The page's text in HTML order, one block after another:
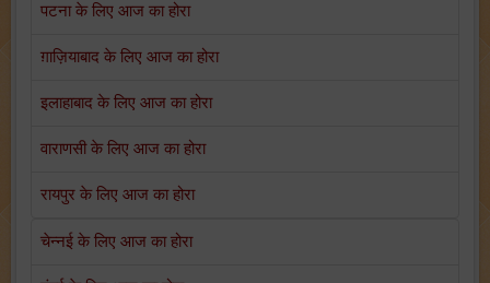
पटना के लिए आज का होरा
ग़ाज़ियाबाद के लिए आज का होरा
इलाहाबाद के लिए आज का होरा
वाराणसी के लिए आज का होरा
रायपुर के लिए आज का होरा
चेन्नई के लिए आज का होरा